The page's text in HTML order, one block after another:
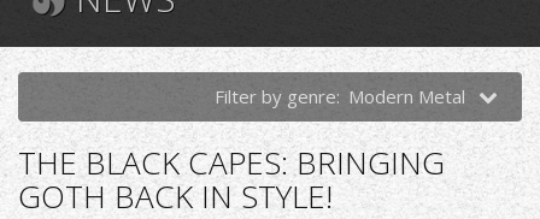
Filter by genre: Modern Metal
THE BLACK CAPES: BRINGING
GOTH BACK IN STYLE!